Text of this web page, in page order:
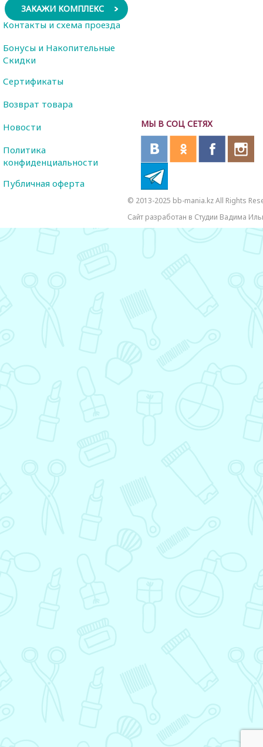
ЗАКАЖИ КОМПЛЕКС
МЫ В СОЦ СЕТЯХ
Контакты и схема проезда
Бонусы и Накопительные
Скидки
Сертификаты
Возврат товара
Новости
Политика
конфиденциальности
Публичная оферта
© 2013-2025 bb-mania.kz All Rights
Сайт разработан в Студии Вадима